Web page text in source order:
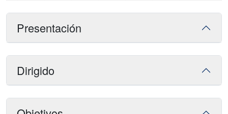
Presentación
Dirigido